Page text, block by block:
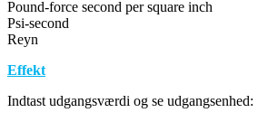
Pound-force second per square inch
Psi-second
Reyn
Effekt
Indtast udgangsværdi og se udgangsenhed: